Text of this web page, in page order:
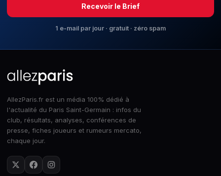
Recevoir le Brief
1 e-mail par jour · gratuit · zéro spam
AllezParis.fr est un média 100% dédié à
l'actualité du Paris Saint-Germain : infos du
club, résultats, analyses, conférences de
presse, fiches joueurs et rumeurs mercato,
chaque jour.